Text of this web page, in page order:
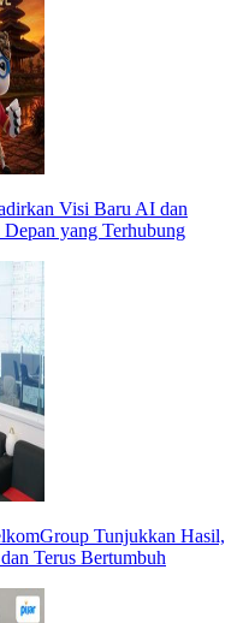
Visi Baru AI dan
yang Terhubung
Tunjukkan Hasil,
Terus Bertumbuh